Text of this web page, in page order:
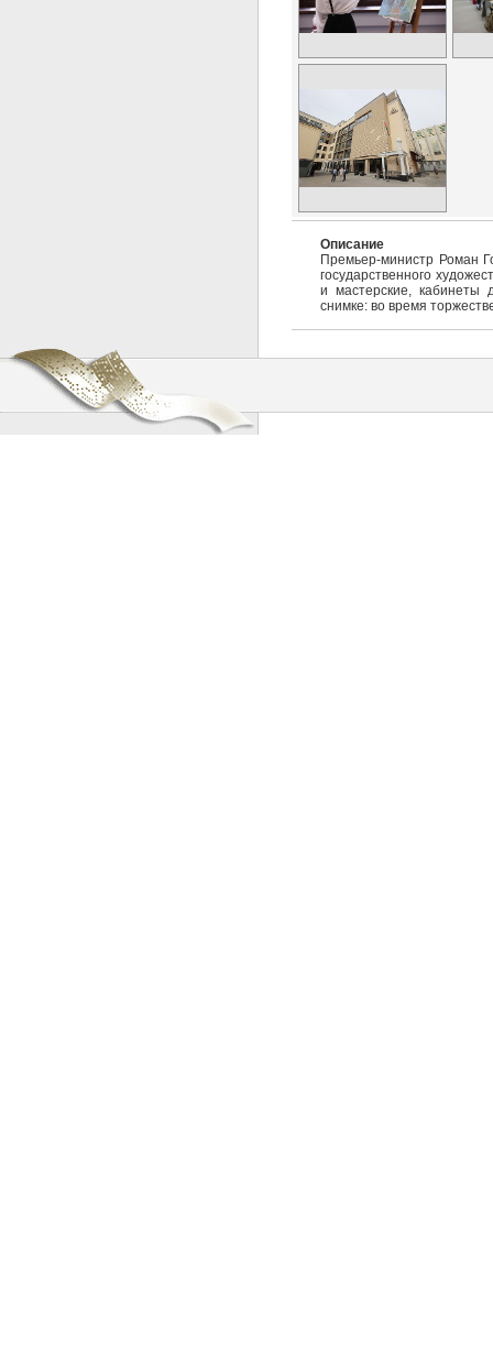
Описание
Премьер-министр Роман
государственного
и мастерские, кабинеты
снимке: во время